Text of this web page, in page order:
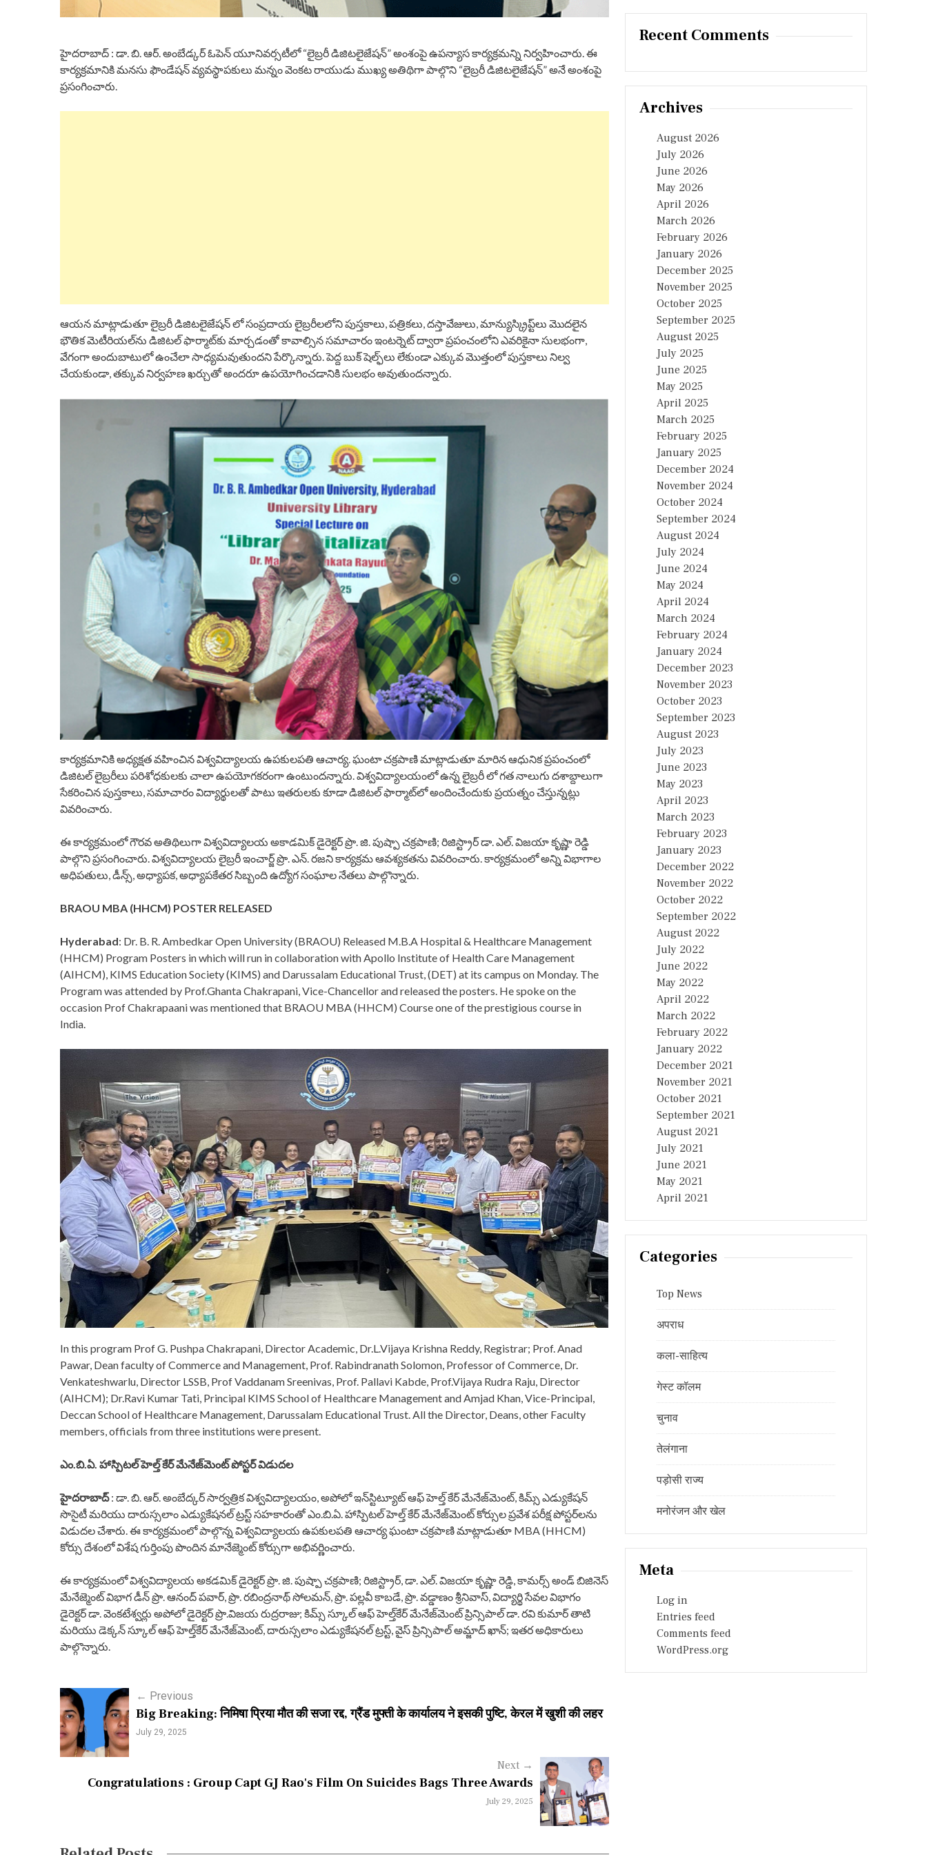
హైదరాబాద్ : డా. బి. ఆర్. అంబేడ్కర్ ఓపెన్ యూనివర్సటీలో “లైబ్రరీ డిజిటలైజేషన్” అంశంపై ఉపన్యాస కార్యక్రమన్ని నిర్వహించారు. ఈ
కార్యక్రమానికి మనసు ఫౌండేషన్ వ్యవస్థాపకులు మన్నం వెంకట రాయుడు ముఖ్య అతిథిగా పాల్గొని “లైబ్రరీ డిజిటలైజేషన్” అనే అంశంపై
ప్రసంగించారు.
ఆయన మాట్లాడుతూ లైబ్రరీ డిజిటలైజేషన్ లో సంప్రదాయ లైబ్రరీలలోని పుస్తకాలు, పత్రికలు, దస్తావేజులు, మాన్యుస్క్రిప్ట్‌లు మొదలైన
భౌతిక మెటీరియల్‌ను డిజిటల్ ఫార్మాట్‌కు మార్చడంతో కావాల్సిన సమాచారం ఇంటర్నెట్ ద్వారా ప్రపంచంలోని ఎవరికైనా సులభంగా,
వేగంగా అందుబాటులో ఉంచేలా సాధ్యమవుతుందని పేర్కొన్నారు. పెద్ద బుక్ షెల్ఫ్‌లు లేకుండా ఎక్కువ మొత్తంలో పుస్తకాలు నిల్వ
చేయకుండా, తక్కువ నిర్వహణ ఖర్చుతో అందరూ ఉపయోగించడానికి సులభం అవుతుందన్నారు.
కార్యక్రమానికి అధ్యక్షత వహించిన విశ్వవిద్యాలయ ఉపకులపతి ఆచార్య. ఘంటా చక్రపాణి మాట్లాడుతూ మారిన ఆధునిక ప్రపంచంలో
డిజిటల్ లైబ్రరీలు పరిశోధకులకు చాలా ఉపయోగకరంగా ఉంటుందన్నారు. విశ్వవిద్యాలయంలో ఉన్న లైబ్రరీ లో గత నాలుగు దశాబ్దాలుగా
సేకరించిన పుస్తకాలు, సమాచారం విద్యార్థులతో పాటు ఇతరులకు కూడా డిజిటల్ ఫార్మాట్‌లో అందించేందుకు ప్రయత్నం చేస్తున్నట్లు
వివరించారు.
ఈ కార్యక్రమంలో గౌరవ అతిథిలుగా విశ్వవిద్యాలయ అకాడమిక్ డైరెక్టర్ ప్రొ. జి. పుష్పా చక్రపాణి; రిజిస్ట్రార్ డా. ఎల్. విజయా కృష్ణా రెడ్డి
పాల్గొని ప్రసంగించారు. విశ్వవిద్యాలయ లైబ్రరీ ఇంచార్జ్ ప్రొ. ఎన్. రజని కార్యక్రమ ఆవశ్యకతను వివరించారు. కార్యక్రమంలో అన్ని విభాగాల
అధిపతులు, డీన్స్, అధ్యాపక, అధ్యాపకేతర సిబ్బంది ఉద్యోగ సంఘాల నేతలు పాల్గొన్నారు.
BRAOU MBA (HHCM) POSTER RELEASED
Hyderabad: Dr. B. R. Ambedkar Open University (BRAOU) Released M.B.A Hospital & Healthcare Management
(HHCM) Program Posters in which will run in collaboration with Apollo Institute of Health Care Management
(AIHCM), KIMS Education Society (KIMS) and Darussalam Educational Trust, (DET) at its campus on Monday. The
Program was attended by Prof.Ghanta Chakrapani, Vice-Chancellor and released the posters. He spoke on the
occasion Prof Chakrapaani was mentioned that BRAOU MBA (HHCM) Course one of the prestigious course in
India.
In this program Prof G. Pushpa Chakrapani, Director Academic, Dr.L.Vijaya Krishna Reddy, Registrar; Prof. Anad
Pawar, Dean faculty of Commerce and Management, Prof. Rabindranath Solomon, Professor of Commerce, Dr.
Venkateshwarlu, Director LSSB, Prof Vaddanam Sreenivas, Prof. Pallavi Kabde, Prof.Vijaya Rudra Raju, Director
(AIHCM); Dr.Ravi Kumar Tati, Principal KIMS School of Healthcare Management and Amjad Khan, Vice-Principal,
Deccan School of Healthcare Management, Darussalam Educational Trust. All the Director, Deans, other Faculty
members, officials from three institutions were present.
ఎం.బి.ఏ. హాస్పిటల్ హెల్త్‌ కేర్ మేనేజ్‌మెంట్ పోస్టర్ విడుదల
హైదరాబాద్: డా. బి. ఆర్. అంబేద్కర్ సార్వత్రిక విశ్వవిద్యాలయం, అపోలో ఇన్‌స్టిట్యూట్ ఆఫ్ హెల్త్ కేర్ మేనేజ్‌మెంట్, కిమ్స్ ఎడ్యుకేషన్
సొసైటీ మరియు దారుస్సలాం ఎడ్యుకేషనల్ ట్రస్ట్ సహకారంతో ఎం.బి.ఏ. హాస్పిటల్ హెల్త్‌ కేర్ మేనేజ్‌మెంట్ కోర్సుల ప్రవేశ పరీక్ష పోస్టర్‌లను
విడుదల చేశారు. ఈ కార్యక్రమంలో పాల్గొన్న విశ్వవిద్యాలయ ఉపకులపతి ఆచార్య ఘంటా చక్రపాణి మాట్లాడుతూ MBA (HHCM)
కోర్సు దేశంలో విశేష గుర్తింపు పొందిన మానేజ్మెంట్ కోర్సుగా అభివర్ణించారు.
ఈ కార్యక్రమంలో విశ్వవిద్యాలయ అకడమిక్ డైరెక్టర్ ప్రొ. జి. పుష్పా చక్రపాణి; రిజిస్ట్రార్, డా. ఎల్. విజయా కృష్ణా రెడ్డి, కామర్స్ అండ్ బిజినెస్
మేనేజ్మెంట్ విభాగ డీన్ ప్రొ. ఆనంద్ పవార్, ప్రొ. రబింద్రనాథ్ సోలమన్, ప్రొ. పల్లవీ కాబడే, ప్రొ. వడ్డాణం శ్రీనివాస్, విద్యార్థి సేవల విభాగం
డైరెక్టర్ డా. వెంకటేశ్వర్లు అపోలో డైరెక్టర్ ప్రొ.విజయ రుద్రరాజు; కిమ్స్ స్కూల్ ఆఫ్ హెల్త్‌కేర్ మేనేజ్‌మెంట్ ప్రిన్సిపాల్ డా. రవి కుమార్ తాటి
మరియు డెక్కన్ స్కూల్ ఆఫ్ హెల్త్‌కేర్ మేనేజ్‌మెంట్, దారుస్సలాం ఎడ్యుకేషనల్ ట్రస్ట్, వైస్ ప్రిన్సిపాల్ అమ్జాద్ ఖాన్; ఇతర అధికారులు
పాల్గొన్నారు.
P
o
s
v
← Previous
Big Breaking: निमिषा प्रिया मौत की सजा रद्द, ग्रैंड मुफ्ती के कार्यालय ने इसकी पुष्टि, केरल में खुशी की लहर
July 29, 2025
Next →
Congratulations : Group Capt GJ Rao's Film On Suicides Bags Three Awards
July 29, 2025
Recent Comments
Archives
August 2026
July 2026
June 2026
May 2026
April 2026
March 2026
February 2026
January 2026
December 2025
November 2025
October 2025
September 2025
August 2025
July 2025
June 2025
May 2025
April 2025
March 2025
February 2025
January 2025
December 2024
November 2024
October 2024
September 2024
August 2024
July 2024
June 2024
May 2024
April 2024
March 2024
February 2024
January 2024
December 2023
November 2023
October 2023
September 2023
August 2023
July 2023
June 2023
May 2023
April 2023
March 2023
February 2023
January 2023
December 2022
November 2022
October 2022
September 2022
August 2022
July 2022
June 2022
May 2022
April 2022
March 2022
February 2022
January 2022
December 2021
November 2021
October 2021
September 2021
August 2021
July 2021
June 2021
May 2021
April 2021
Categories
Top News
अपराध
कला-साहित्य
गेस्ट कॉलम
चुनाव
तेलंगाना
पड़ोसी राज्य
मनोरंजन और खेल
Meta
Log in
Entries feed
Comments feed
WordPress.org